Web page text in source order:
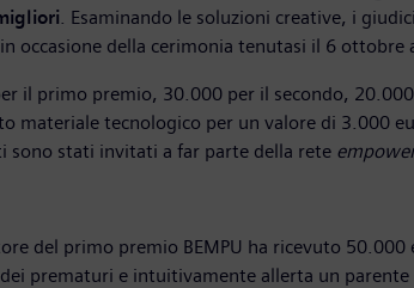
. Esaminando le soluzioni creative, i
della cerimonia tenutasi il 6 ottobre
il primo premio, 30.000 per il secondo,
tecnologico per un valore di 3.000
sono stati invitati a far parte della rete
del primo premio BEMPU ha ricevuto
prematuri e intuitivamente allerta un